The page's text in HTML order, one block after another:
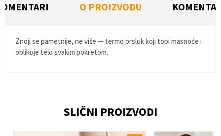
O PROIZVODU
Znoji se pametnije, ne više — termo prsluk koji topi masnoće i
oblikuje telo svakim pokretom.
SLIČNI PROIZVODI